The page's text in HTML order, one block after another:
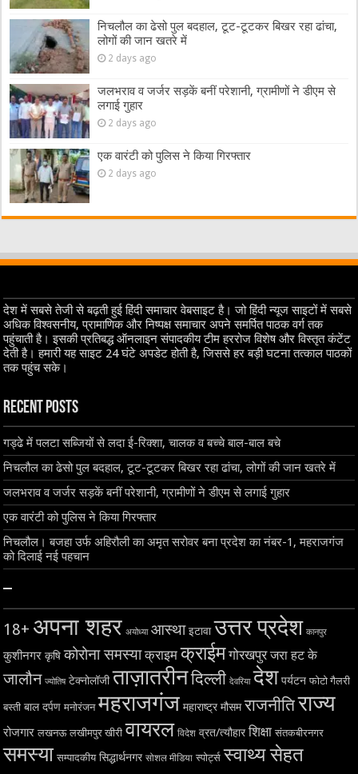
निचलौल का ढेसो पुल बदहाल, टूट-टूटकर बिखर रहा ढांचा,
लोगों की जान खतरे में
2 days ago
जलभराव व जर्जर सड़कें बनीं परेशानी, ग्रामीणों ने डीएम से
लगाई गुहार
2 days ago
एक वारंटी को पुलिस ने किया गिरफ्तार
2 days ago
देश में सबसे तेजी से बढ़ती हुई हिंदी समाचार वेबसाइट है। जो हिंदी न्यूज साइटों में सबसे
अधिक विश्वसनीय, प्रामाणिक और निष्पक्ष समाचार अपने समर्पित पाठक वर्ग तक
पहुंचाती है। इसकी प्रतिबद्ध ऑनलाइन संपादकीय टीम हररोज विशेष और विस्तृत कंटेंट
देती है। हमारी यह साइट 24 घंटे अपडेट होती है, जिससे हर बड़ी घटना तत्काल पाठकों
तक पहुंच सके।
Recent Posts
गड्ढे में पलटा सब्जियों से लदा ई-रिक्शा, चालक व बच्चे बाल-बाल बचे
निचलौल का ढेसो पुल बदहाल, टूट-टूटकर बिखर रहा ढांचा, लोगों की जान खतरे में
जलभराव व जर्जर सड़कें बनीं परेशानी, ग्रामीणों ने डीएम से लगाई गुहार
एक वारंटी को पुलिस ने किया गिरफ्तार
निचलौल। बजहा उर्फ अहिरौली का अमृत सरोवर बना प्रदेश का नंबर-1, महराजगंज
को दिलाई नई पहचान
–
18+ अपना शहर अयोध्या आस्था इटावा उत्तर प्रदेश कानपुर
कुशीनगर कृषि कोरोना समस्या क्राइम क्राईम गोरखपुर जरा हट के
जालौन ज्योतिष टेक्नोलॉजी ताज़ातरीनदिल्ली देवरिया देश पर्यटन फोटो गैलरी
बस्ती बाल दर्पण मनोरंजन महराजगंज महाराष्ट्र मौसम राजनीतिराज्य
रोजगार लखनऊ लखीमपुर खीरी वायरल विदेश व्रत/त्यौहार शिक्षा संतकबीरनगर
समस्या सम्पादकीय सिद्धार्थनगर सोशल मीडिया स्पोर्ट्स स्वाथ्य सेहत